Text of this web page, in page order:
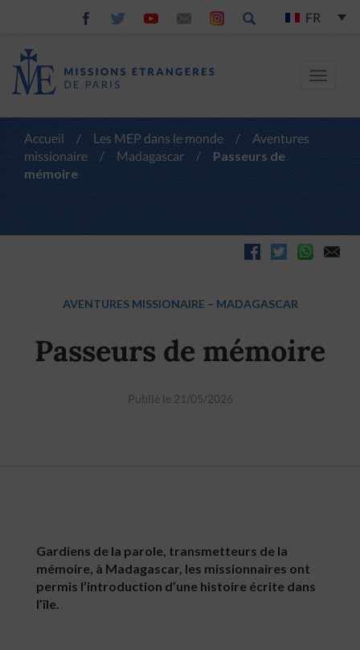
FR
Toggle
Accueil / Les MEP dans le monde /
Aventures
missionaire
/ Madagascar /
Passeurs de
mémoire
AVENTURES MISSIONAIRE – MADAGASCAR
Passeurs de mémoire
Publié le 21/05/2026
Gardiens de la parole, transmetteurs de la
mémoire, à Madagascar, les missionnaires ont
permis l’introduction d’une histoire écrite dans
l’île.